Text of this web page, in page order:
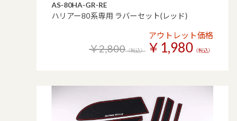
AS-80HA-GR-RE
ハリアー80系専用 ラバーセット(レッド)
アウトレット価格
￥2,800（税込） ￥1,980 （税込）